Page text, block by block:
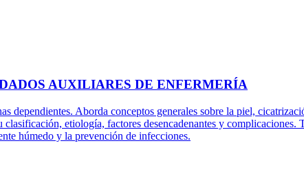
AUXILIARES DE ENFERMERÍA
dependientes. Aborda conceptos generales sobre la piel,
etiología, factores desencadenantes y complicaciones.
húmedo y la prevención de infecciones.